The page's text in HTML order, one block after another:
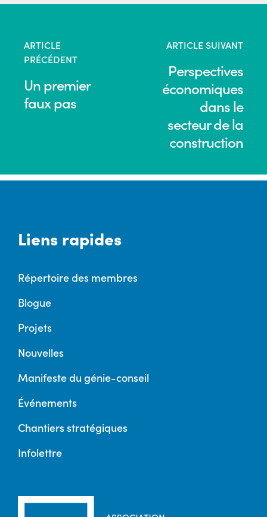
ARTICLE
PRÉCÉDENT
Un premier
faux pas
ARTICLE SUIVANT
Perspectives
économiques
dans le
secteur de la
construction
Liens rapides
Répertoire des membres
Blogue
Projets
Nouvelles
Manifeste du génie-conseil
Événements
Chantiers stratégiques
Infolettre